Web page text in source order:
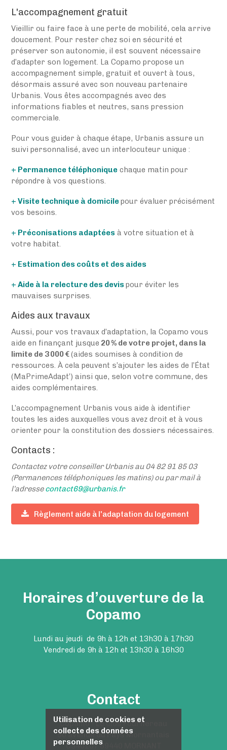
L'accompagnement gratuit
Vieillir ou faire face à une perte de mobilité, cela arrive
doucement. Pour rester chez soi en sécurité et
préserver son autonomie, il est souvent nécessaire
d’adapter son logement. La Copamo propose un
accompagnement simple, gratuit et ouvert à tous,
désormais assuré avec son nouveau partenaire
Urbanis. Vous êtes accompagnés avec des
informations fiables et neutres, sans pression
commerciale.
Pour vous guider à chaque étape, Urbanis assure un
suivi personnalisé, avec un interlocuteur unique :
+ Permanence téléphonique chaque matin pour
répondre à vos questions.
+ Visite technique à domicilepour évaluer précisément
vos besoins.
+ Préconisations adaptées à votre situation et à
votre habitat.
+ Estimation des coûts et des aides
+ Aide à la relecture des devispour éviter les
mauvaises surprises.
Aides aux travaux
Aussi, pour vos travaux d’adaptation, la Copamo vous
aide en finançant jusque 20 % de votre projet, dans la
limite de 3 000 €(aides soumises à condition de
ressources. À cela peuvent s’ajouter les aides de l’État
(MaPrimeAdapt’) ainsi que, selon votre commune, des
aides complémentaires.
L’accompagnement Urbanis vous aide à identifier
toutes les aides auxquelles vous avez droit et à vous
orienter pour la constitution des dossiers nécessaires.
Contacts :
Contactez votre conseiller Urbanisau 04 82 91 85 03
(Permanences téléphoniques les matins) ou par mail à
l’adressecontact69@urbanis.fr
Règlement aide à l'adaptation du logement
Horaires d’ouverture de la
Copamo
Lundi au jeudi de 9h à 12h et 13h30 à 17h30
Vendredi de 9h à 12h et 13h30 à 16h30
Contact
Copamo - Le clos Fournereau
50 avenue du Pays Mornantais
CS40107 69440 MORNANT
Utilisation de cookies et
collecte des données
personnelles